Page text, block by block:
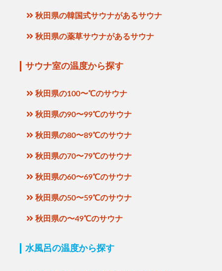
秋田県の韓国式サウナがあるサウナ
秋田県の薬草サウナがあるサウナ
サウナ室の温度から探す
秋田県の100〜℃のサウナ
秋田県の90〜99℃のサウナ
秋田県の80〜89℃のサウナ
秋田県の70〜79℃のサウナ
秋田県の60〜69℃のサウナ
秋田県の50〜59℃のサウナ
秋田県の〜49℃のサウナ
水風呂の温度から探す